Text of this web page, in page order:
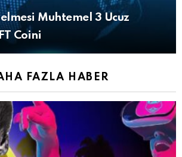
Muhtemel 3 Ucuz
Coini
FAZLA HABER